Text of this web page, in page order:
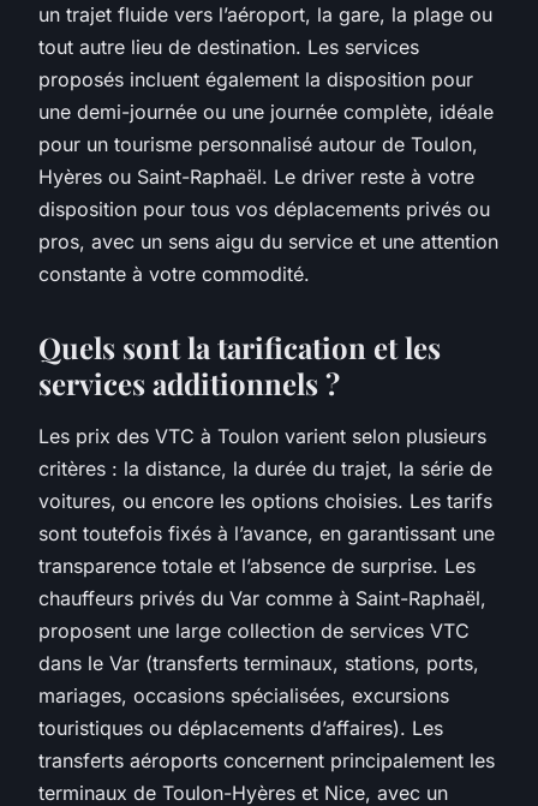
un trajet fluide vers l’aéroport, la gare, la plage ou
tout autre lieu de destination. Les services
proposés incluent également la disposition pour
une demi-journée ou une journée complète, idéale
pour un tourisme personnalisé autour de Toulon,
Hyères ou Saint-Raphaël. Le driver reste à votre
disposition pour tous vos déplacements privés ou
pros, avec un sens aigu du service et une attention
constante à votre commodité.
Quels sont la tarification et les
services additionnels ?
Les prix des VTC à Toulon varient selon plusieurs
critères : la distance, la durée du trajet, la série de
voitures, ou encore les options choisies. Les tarifs
sont toutefois fixés à l’avance, en garantissant une
transparence totale et l’absence de surprise. Les
chauffeurs privés du Var comme à Saint-Raphaël,
proposent une large collection de services VTC
dans le Var (transferts terminaux, stations, ports,
mariages, occasions spécialisées, excursions
touristiques ou déplacements d’affaires). Les
transferts aéroports concernent principalement les
terminaux de Toulon-Hyères et Nice, avec un